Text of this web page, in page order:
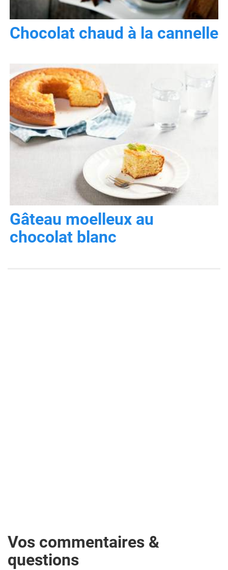
Chocolat chaud à la cannelle
Gâteau moelleux au
chocolat blanc
Vos commentaires &
questions